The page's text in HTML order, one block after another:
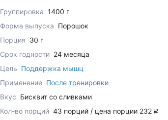
Группировка 1400 г
Форма выпуска Порошок
Порция 30 г
Срок годности 24 месяца
Цель Поддержка мышц
Применение После тренировки
Вкус Бисквит со сливками
Кол-во порций 43 порций / цена порции 232 q